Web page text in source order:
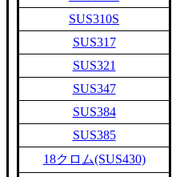
SUS310S
SUS317
SUS321
SUS347
SUS384
SUS385
18クロム(SUS430)